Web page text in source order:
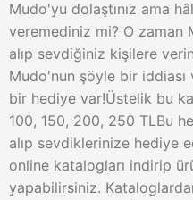
Mudo'yu dolaştınız ama
veremediniz mi? O zaman
alıp sevdiğiniz kişilere
Mudo'nun şöyle bir
bir hediye var!Üstelik bu
100, 150, 200, 250 TLBu
alıp sevdiklerinize hediye
online katalogları indirip
yapabilirsiniz.